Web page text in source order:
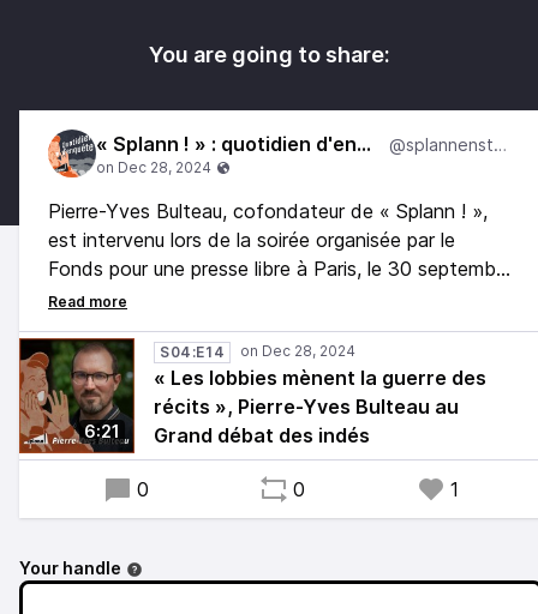
You are going to share:
« Splann ! » : quotidien d'enquête @splannenstudio
Pierre-Yves Bulteau, cofondateur de « Splann ! »,
est intervenu lors de la soirée organisée par le
Fonds pour une presse libre à Paris, le 30 septembre
dernier. Une tribune pour défendre l'investigation
locale comme remède aux discours fallacieux servis
par les lobbies.
6:21
S04:E14
« Les lobbies mènent la guerre des
récits », Pierre-Yves Bulteau au
Grand débat des indés
0 0 1
Your handle